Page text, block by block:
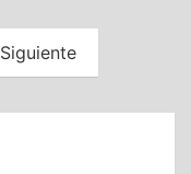
Siguiente